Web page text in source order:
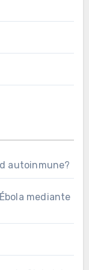
autoinmune?
mediante